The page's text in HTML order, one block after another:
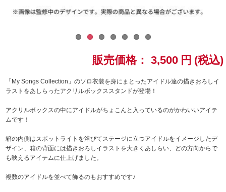
ガンダムシリーズ
ラブライブ！
ラブライブ！スーパースター!!
アイドリッシュセブン
販売価格： 3,500 円 (税込)
「My Songs Collection」のソロ衣装を身にまとったアイドル達の描きおろしイ
ラストをあしらったアクリルボックススタンドが登場！
アクリルボックスの中にアイドルがちょこんと入っているのがかわいいアイテ
ムです！
箱の内側はスポットライトを浴びてステージに立つアイドルをイメージしたデ
ザイン、箱の背面には描きおろしイラストを大きくあしらい、どの方向からで
も映えるアイテムに仕上げました。
複数のアイドルを並べて飾るのもおすすめです♪